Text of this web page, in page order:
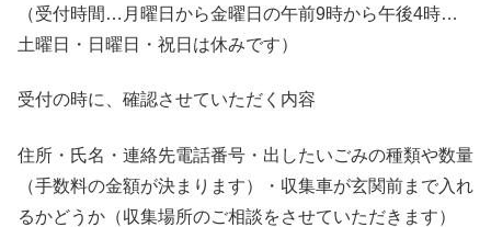
（受付時間…月曜日から金曜日の午前9時から午後4時…
土曜日・日曜日・祝日は休みです）
受付の時に、確認させていただく内容
住所・氏名・連絡先電話番号・出したいごみの種類や数量
（手数料の金額が決まります）・収集車が玄関前まで入れ
るかどうか（収集場所のご相談をさせていただきます）